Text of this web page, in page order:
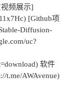
频展示]
[Github项
Diffusion-
uc?
软件
t.me/AWAvenue)